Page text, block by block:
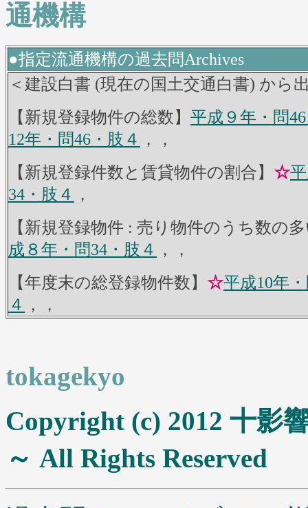
通機構
●指定流通機構の過去問Archives
＜建設白書 (現在の国土交通白書) から
【新規登録物件の総数】 平成９年・問
12年・問46・肢４
，，
【新規登録件数と賃貸物件の割合】 ☆
34・肢４
，
【新規登録物件 : 売り物件のうち数の
成８年・問34・肢４
，，
【年度末の総登録物件数】 ☆平成10年
４
，，
tokagekyo
Copyright (c) 2012 十影
～ All Rights Reserved